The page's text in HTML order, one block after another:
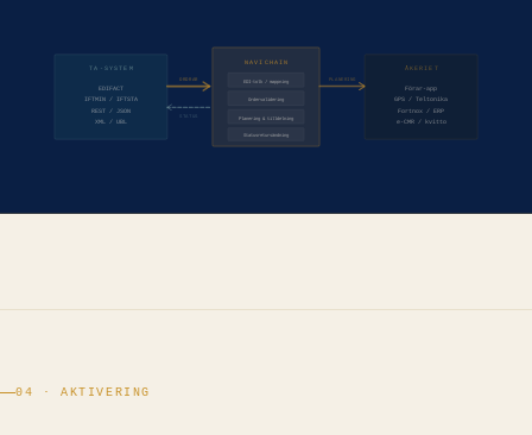
TA-SYSTEM
EDIFACT
IFTMIN / IFTSTA
REST / JSON
XML / UBL
ORDRAR
NAVICHAIN
EDI-tolk / mappning
Ordervalidering
Planering & tilldelning
Statusretursändning
PLANERING
ÅKERIET
Förar-app
GPS / Teltonika
Fortnox / ERP
e-CMR / kvitto
04 · AKTIVERING